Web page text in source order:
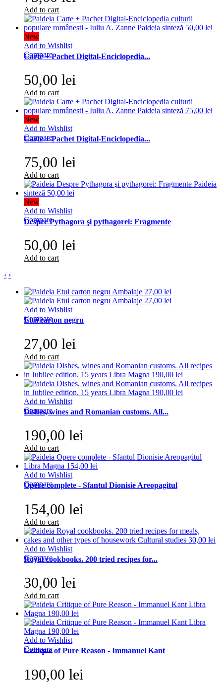
Add to cart
New
Add to Wishlist
Compare
Carte + Pachet Digital-Enciclopedia...
50,00 lei
Add to cart
New
Add to Wishlist
Compare
Carte + Pachet Digital-Enciclopedia...
75,00 lei
Add to cart
New
Add to Wishlist
Compare
Despre Pythagora şi pythagorei: Fragmente
50,00 lei
Add to cart
‹ ›
Add to Wishlist
Compare
Etui carton negru
27,00 lei
Add to cart
Add to Wishlist
Compare
Dishes, wines and Romanian customs. All...
190,00 lei
Add to cart
Add to Wishlist
Compare
Opere complete - Sfantul Dionisie Areopagitul
154,00 lei
Add to cart
Add to Wishlist
Compare
Royal cookbooks. 200 tried recipes for...
30,00 lei
Add to cart
Add to Wishlist
Compare
Critique of Pure Reason - Immanuel Kant
190,00 lei